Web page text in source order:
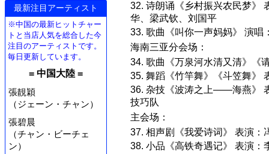
最新注目アーティスト
※中国の最新ヒットチャー
トと当店人気を総合した今
注目のアーティストです。
毎日更新しています。
= 中国大陸 =
張靚穎
（ジェーン・チャン）
張碧晨
（チャン・ビーチェ
ン）
32. 诗朗诵《乡村振兴农民梦》
华、梁武钦、刘国平
33. 歌曲《叫你一声妈妈》 演唱
海南三亚分会场：
34. 歌曲《万泉河水清又清》《
35. 舞蹈《竹竿舞》《斗笠舞》
36. 杂技《波涛之上——海燕》
技巧队
主会场：
37. 相声剧《我爱诗词》 表演：
38. 小品《高铁奇遇记》 表演：